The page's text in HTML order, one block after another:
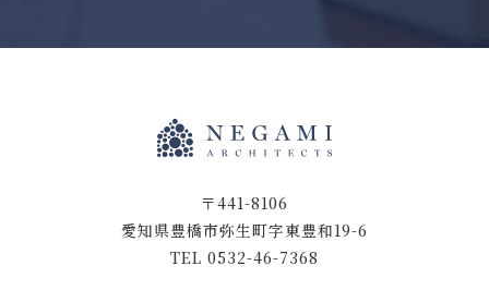
〒441-8106
愛知県豊橋市弥生町字東豊和19-6
TEL 0532-46-7368